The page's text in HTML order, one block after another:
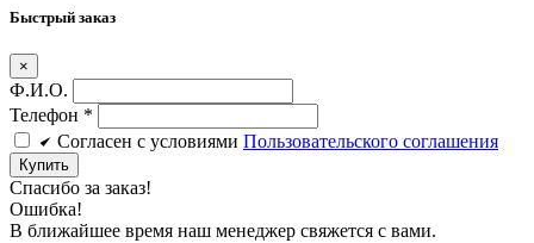
Быстрый заказ
×
Ф.И.О.
Телефон *
Cогласен c условиями Пользовательского соглашения
Купить
Спасибо за заказ!
Ошибка!
В ближайшее время наш менеджер свяжется с вами.